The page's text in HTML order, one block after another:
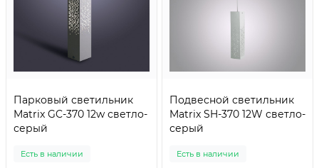
Парковый светильник
Matrix GC-370 12w светло-
серый
Есть в наличии
Подвесной светильник
Matrix SH-370 12W светло-
серый
Есть в наличии